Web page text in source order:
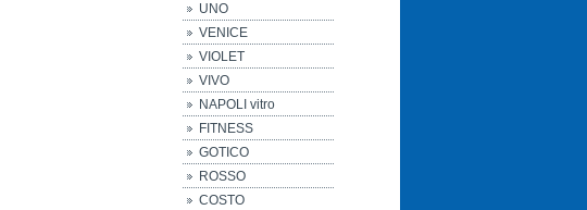
UNO
VENICE
VIOLET
VIVO
NAPOLI vitro
FITNESS
GOTICO
ROSSO
COSTO